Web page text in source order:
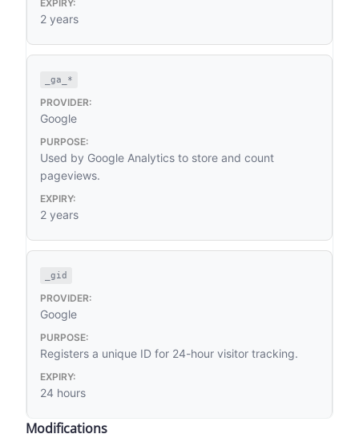
2 years
_ga_*
Google
Used by Google Analytics to store and count
pageviews.
2 years
_gid
Google
Registers a unique ID for 24-hour visitor tracking.
24 hours
Modifications